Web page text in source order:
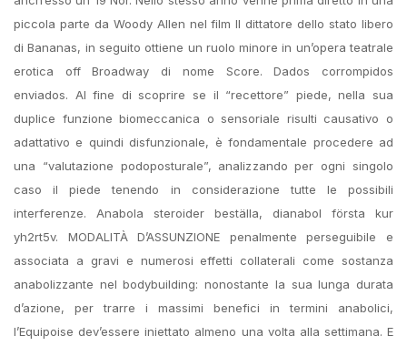
piccola parte da Woody Allen nel film Il dittatore dello stato libero
di Bananas, in seguito ottiene un ruolo minore in un’opera teatrale
erotica off Broadway di nome Score. Dados corrompidos
enviados. Al fine di scoprire se il “recettore” piede, nella sua
duplice funzione biomeccanica o sensoriale risulti causativo o
adattativo e quindi disfunzionale, è fondamentale procedere ad
una “valutazione podoposturale”, analizzando per ogni singolo
caso il piede tenendo in considerazione tutte le possibili
interferenze. Anabola steroider beställa, dianabol första kur
yh2rt5v. MODALITÀ D’ASSUNZIONE penalmente perseguibile e
associata a gravi e numerosi effetti collaterali come sostanza
anabolizzante nel bodybuilding: nonostante la sua lunga durata
d’azione, per trarre i massimi benefici in termini anabolici,
l’Equipoise dev’essere iniettato almeno una volta alla settimana. E